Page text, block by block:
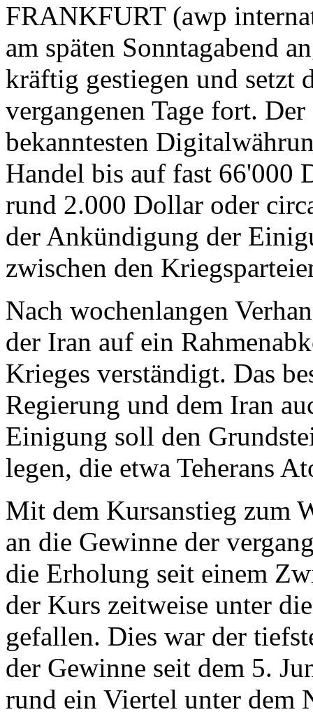
FRANKFURT (awp
am späten Sonntagabend
kräftig gestiegen und setzt
vergangenen Tage fort.
bekanntesten
Handel bis auf fast 66'000
rund 2.000 Dollar oder
der Ankündigung der
zwischen den
Nach wochenlangen
der Iran auf ein
Krieges verständigt. Das
Regierung und dem Iran
Einigung soll den
legen, die etwa Teherans
Mit dem Kursanstieg zum
an die Gewinne der
die Erholung seit einem
der Kurs zeitweise unter
gefallen. Dies war der
der Gewinne seit dem 5.
rund ein Viertel unter dem